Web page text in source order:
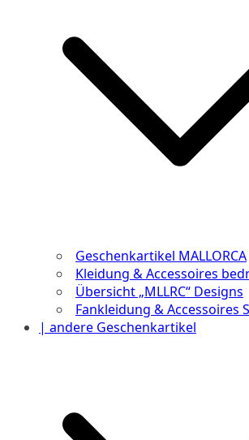
Geschenkartikel MALLORCA
Kleidung & Accessoires
Übersicht „MLLRC“ Designs
Fankleidung & Accessoires
| andere Geschenkartikel